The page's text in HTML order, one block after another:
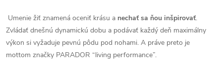
Umenie žiť znamená oceniť krásu a nechať sa ňou inšpirovať.
Zvládať dnešnú dynamickú dobu a podávať každý deň maximálny
výkon si vyžaduje pevnú pôdu pod nohami. A práve preto je
mottom značky PARADOR “living performance”.